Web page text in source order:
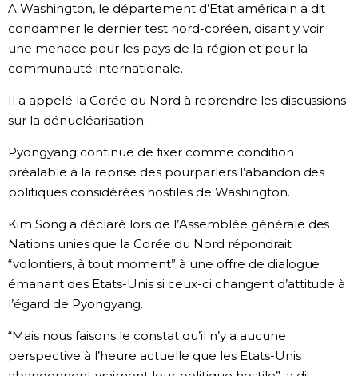
A Washington, le département d’Etat américain a dit
condamner le dernier test nord-coréen, disant y voir
une menace pour les pays de la région et pour la
communauté internationale.
Il a appelé la Corée du Nord à reprendre les discussions
sur la dénucléarisation.
Pyongyang continue de fixer comme condition
préalable à la reprise des pourparlers l’abandon des
politiques considérées hostiles de Washington.
Kim Song a déclaré lors de l’Assemblée générale des
Nations unies que la Corée du Nord répondrait
“volontiers, à tout moment” à une offre de dialogue
émanant des Etats-Unis si ceux-ci changent d’attitude à
l’égard de Pyongyang.
“Mais nous faisons le constat qu’il n’y a aucune
perspective à l’heure actuelle que les Etats-Unis